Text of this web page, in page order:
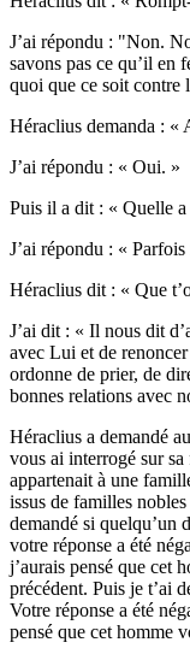
J’ai répondu : "Non.
savons pas ce qu’il en
quoi que ce soit contre
Héraclius demanda : «
J’ai répondu : « Oui. »
Puis il a dit : « Quelle a
J’ai répondu : «
Héraclius dit : « Que
J’ai dit : « Il nous dit
avec Lui et de
ordonne de prier, de
bonnes relations avec
Héraclius a demandé
vous ai interrogé sur
appartenait à une
issus de familles
demandé si quelqu’un
votre réponse a été
j’aurais pensé que cet
précédent. Puis je t’ai
Votre réponse a été
pensé que cet homme